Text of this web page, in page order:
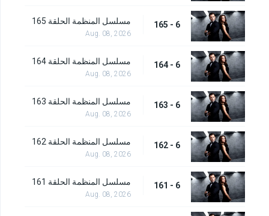
6 - 165 مسلسل المنظمة الحلقة 165
Aug. 08, 2026
6 - 164 مسلسل المنظمة الحلقة 164
Aug. 08, 2026
6 - 163 مسلسل المنظمة الحلقة 163
Aug. 08, 2026
6 - 162 مسلسل المنظمة الحلقة 162
Aug. 08, 2026
6 - 161 مسلسل المنظمة الحلقة 161
Aug. 08, 2026